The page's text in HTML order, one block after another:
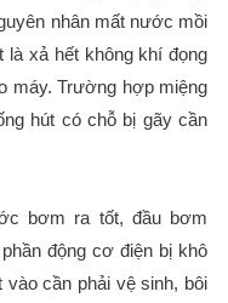
nhân mất nước mồi
là xả hết không khí đọng
máy. Trường hợp miệng
hút có chỗ bị gãy cần
bơm ra tốt, đầu bơm
động cơ điện bị khô
cần phải vệ sinh, bôi